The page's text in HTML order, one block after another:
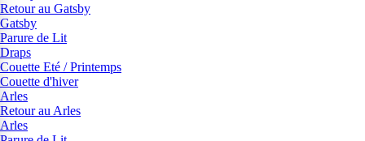
Retour au Gatsby
Gatsby
Parure de Lit
Draps
Couette Eté / Printemps
Couette d'hiver
Arles
Retour au Arles
Arles